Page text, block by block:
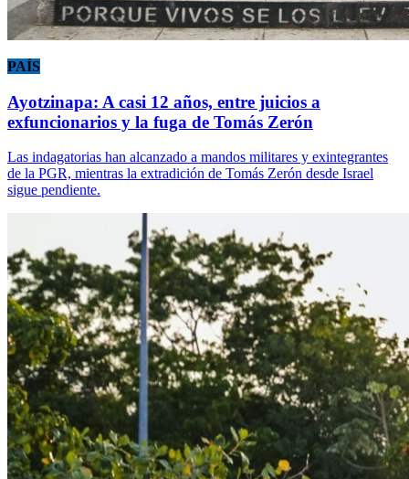
PAÍS
Ayotzinapa: A casi 12 años, entre juicios a
exfuncionarios y la fuga de Tomás Zerón
Las indagatorias han alcanzado a mandos militares y exintegrantes
de la PGR, mientras la extradición de Tomás Zerón desde Israel
sigue pendiente.